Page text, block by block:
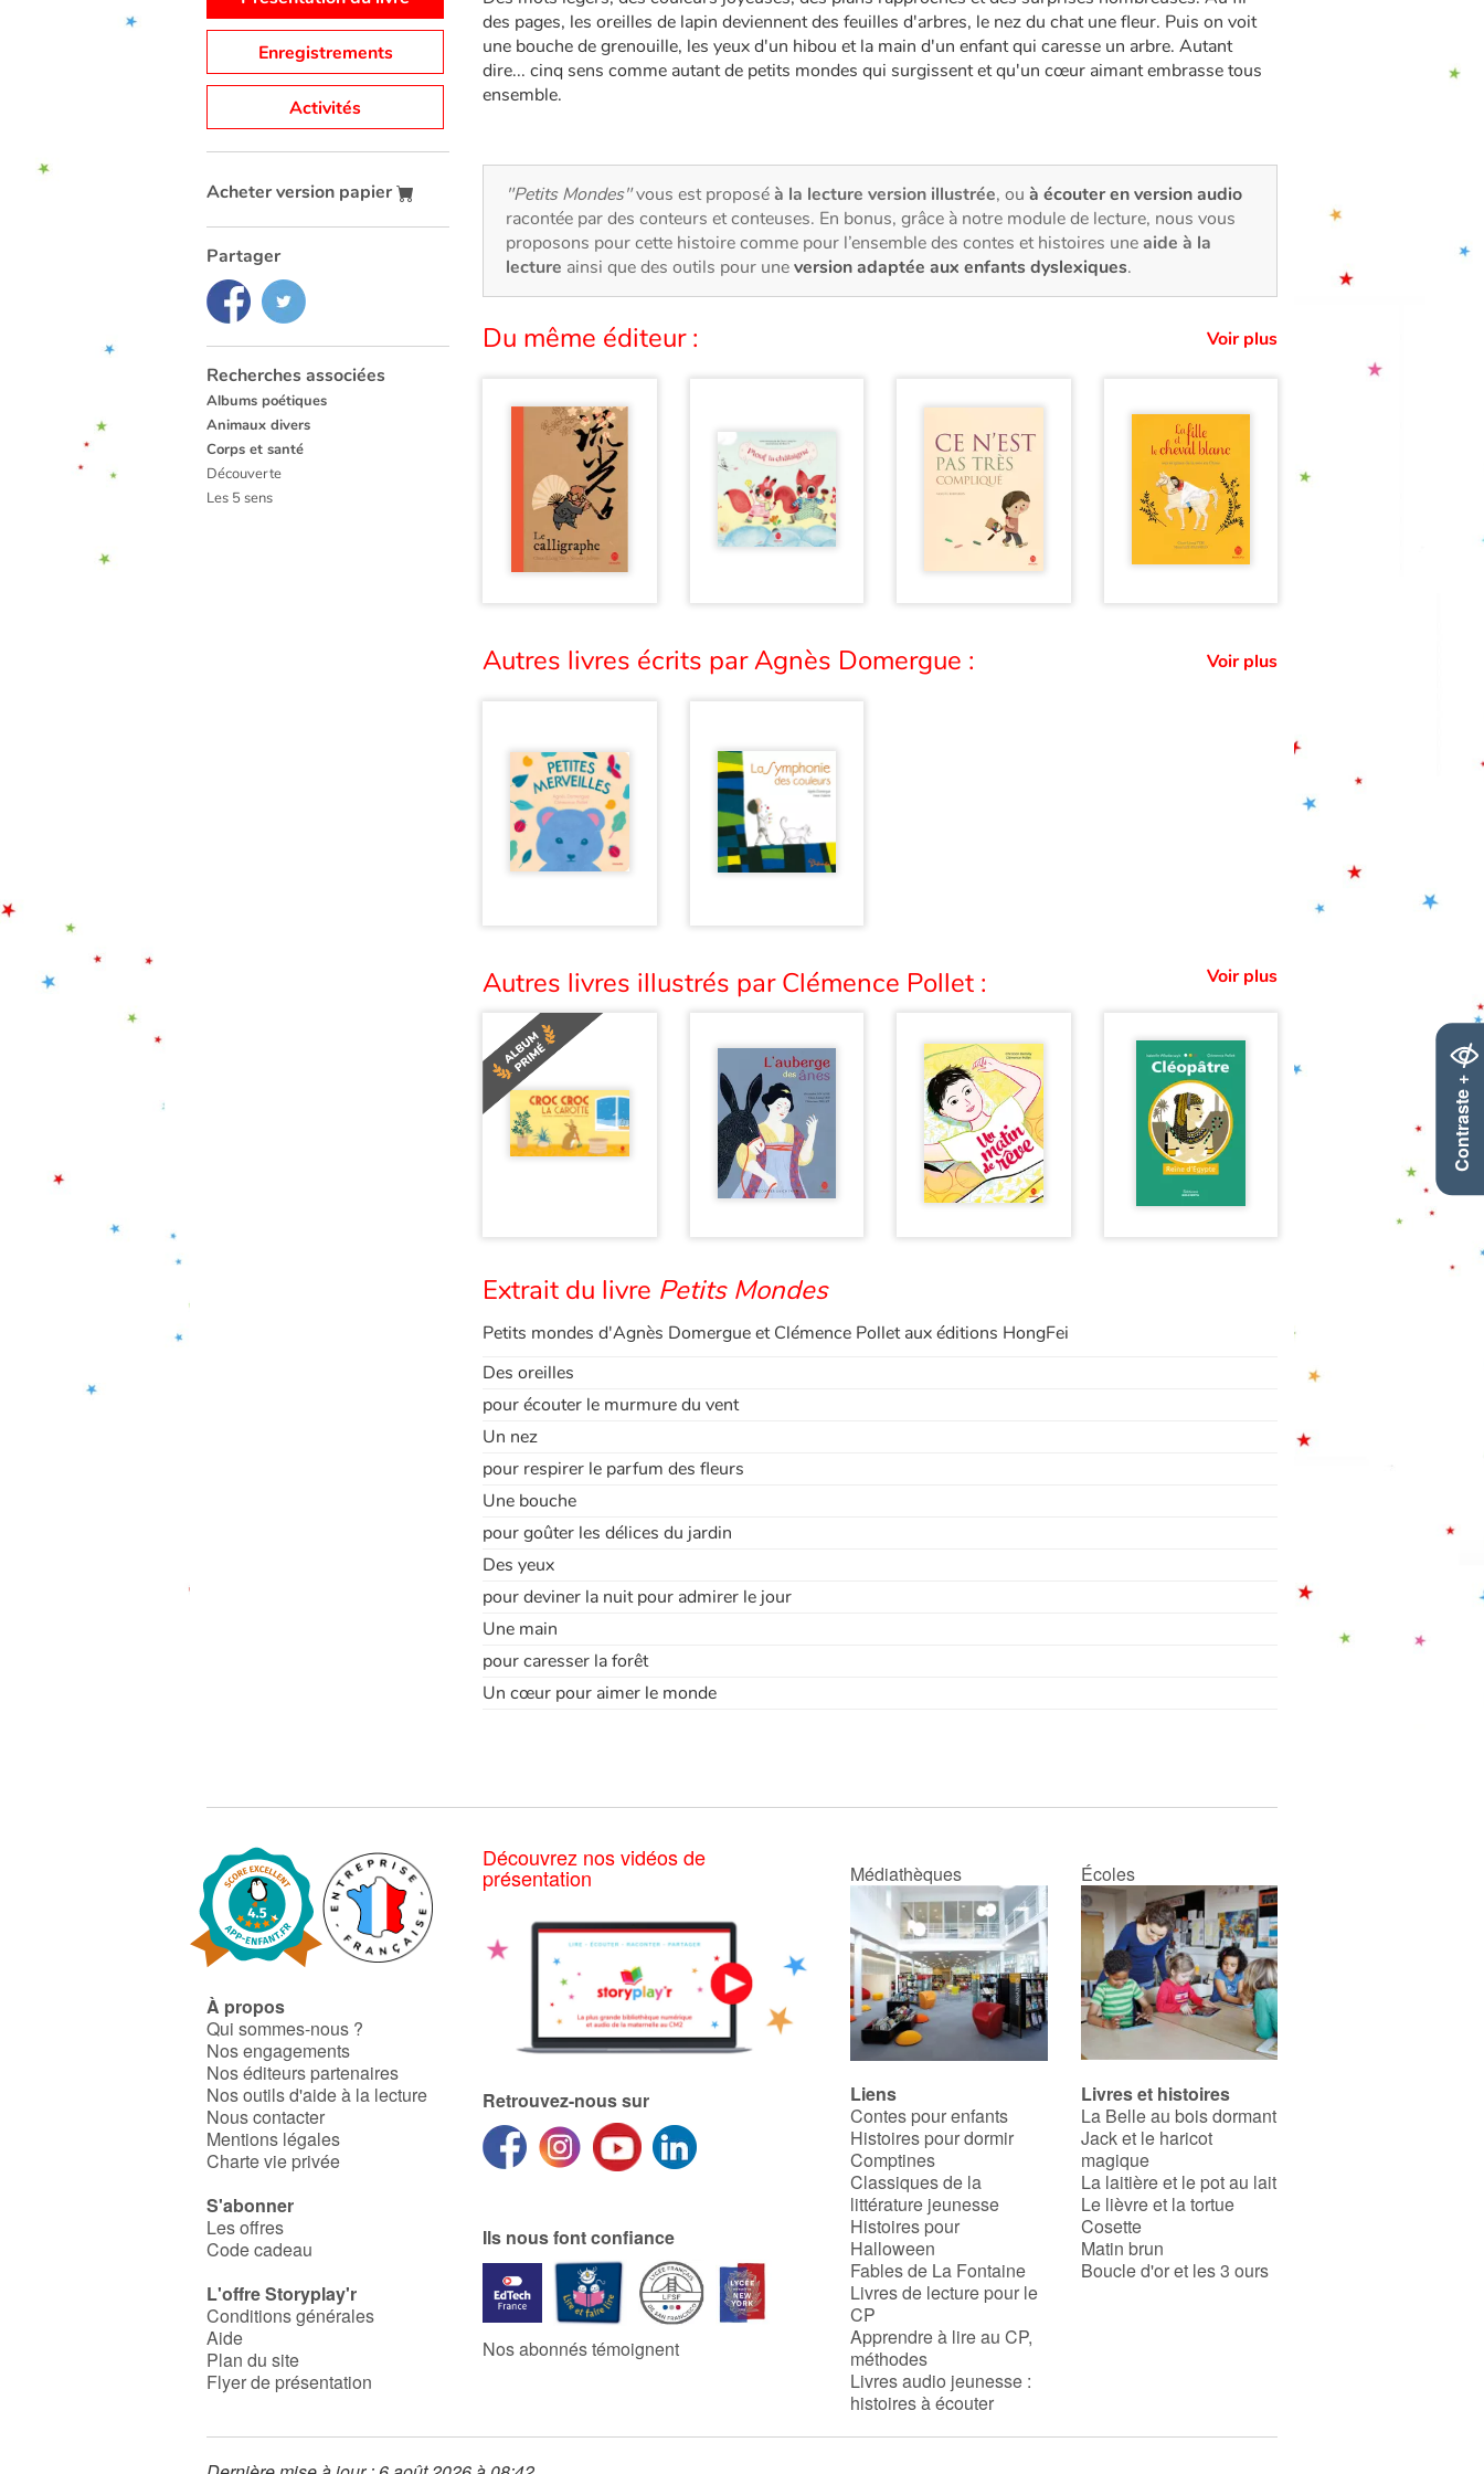
Contraste +
Enregistrements
Activités
Acheter version papier
Partager
Recherches associées
Albums poétiques
Animaux divers
Corps et santé
Découverte
Les 5 sens
des pages, les oreilles de lapin deviennent des feuilles d'arbres, le nez du chat une fleur. Puis on voit
une bouche de grenouille, les yeux d'un hibou et la main d'un enfant qui caresse un arbre. Autant
dire... cinq sens comme autant de petits mondes qui surgissent et qu'un cœur aimant embrasse tous
ensemble.
"Petits Mondes"vous est proposéà la lecture version illustrée, ou à écouter en version audio
racontée par des conteurs et conteuses. En bonus, grâce à notre module de lecture, nous vous
proposons pour cette histoire comme pour l’ensemble des contes et histoires uneaide à la
lecture ainsi que des outils pour uneversion adaptée aux enfants dyslexiques.
Du même éditeur : Voir plus
Autres livres écrits par Agnès Domergue : Voir plus
Autres livres illustrés par Clémence Pollet : Voir plus
Extrait du livre Petits Mondes
Petits mondes d'Agnès Domergue et Clémence Pollet aux éditions HongFei
Des oreilles
pour écouter le murmure du vent
Un nez
pour respirer le parfum des fleurs
Une bouche
pour goûter les délices du jardin
Des yeux
pour deviner la nuit pour admirer le jour
Une main
pour caresser la forêt
Un cœur pour aimer le monde
À propos
Qui sommes-nous ?
Nos engagements
Nos éditeurs partenaires
Nos outils d'aide à la lecture
Nous contacter
Mentions légales
Charte vie privée
S'abonner
Les offres
Code cadeau
L'offre Storyplay'r
Conditions générales
Aide
Plan du site
Flyer de présentation
Découvrez nos vidéos de
présentation
Retrouvez-nous sur
Ils nous font confiance
Nos abonnés témoignent
Médiathèques Écoles
Liens
Contes pour enfants
Histoires pour dormir
Comptines
Classiques de la
littérature jeunesse
Histoires pour
Halloween
Fables de La Fontaine
Livres de lecture pour le
CP
Apprendre à lire au CP,
méthodes
Livres audio jeunesse :
histoires à écouter
Livres et histoires
La Belle au bois dormant
Jack et le haricot
magique
La laitière et le pot au lait
Le lièvre et la tortue
Cosette
Matin brun
Boucle d'or et les 3 ours